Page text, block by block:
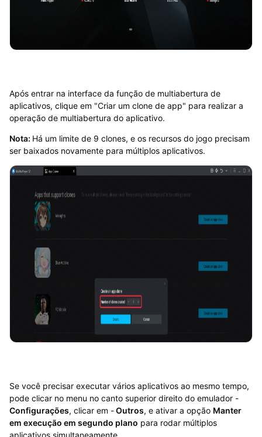
Após entrar na interface da função de multiabertura de
aplicativos, clique em "Criar um clone de app" para realizar a
operação de multiabertura do aplicativo.
Nota: Há um limite de 9 clones, e os recursos do jogo precisam
ser baixados novamente para múltiplos aplicativos.
Se você precisar executar vários aplicativos ao mesmo tempo,
pode clicar no menu no canto superior direito do emulador -
Configurações, clicar em -Outros, e ativar a opção Manter
em execução em segundo plano para rodar múltiplos
aplicativos simultaneamente.